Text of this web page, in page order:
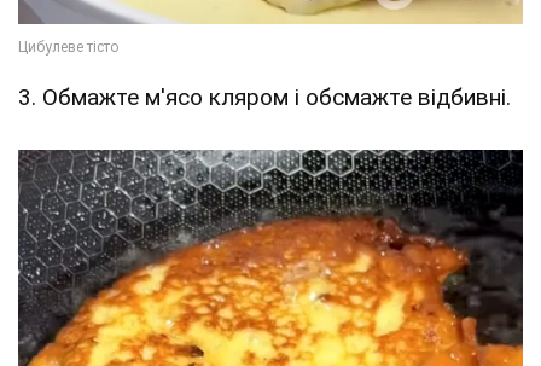
3. Обмажте м'ясо кляром і обсмажте відбивні.